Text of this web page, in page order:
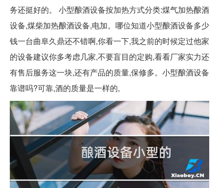
务还挺好的。 小型酿酒设备按加热方式分类:煤气加热酿酒
设备,煤柴加热酿酒设备,电加。哪位知道小型酿酒设备多少
钱一台曲阜久鼎还不错啊,你看一下,我之前的时候定过他家
的设备建议你多考虑几家,不要盲目的定购,看看厂家实力还
有售后服务这一块,还有产品的质量,保修多。小型酿酒设备
靠谱吗?可靠,酒的质量是一样的,